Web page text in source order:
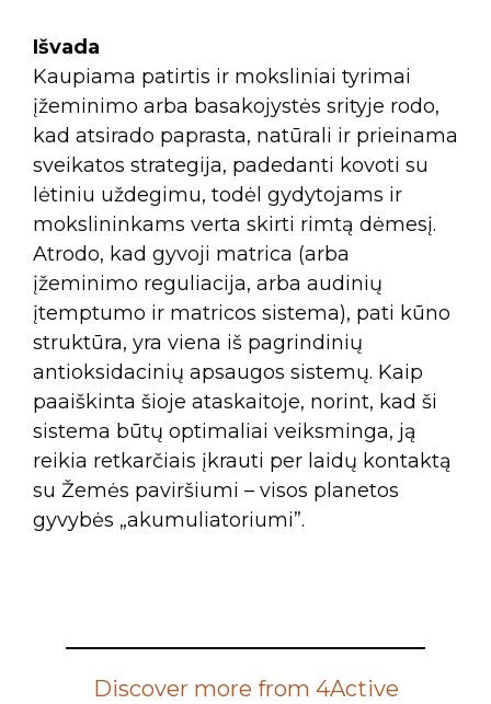
Išvada
Kaupiama patirtis ir moksliniai tyrimai
įžeminimo arba basakojystės srityje rodo,
kad atsirado paprasta, natūrali ir prieinama
sveikatos strategija, padedanti kovoti su
lėtiniu uždegimu, todėl gydytojams ir
mokslininkams verta skirti rimtą dėmesį.
Atrodo, kad gyvoji matrica (arba
įžeminimo reguliacija, arba audinių
įtemptumo ir matricos sistema), pati kūno
struktūra, yra viena iš pagrindinių
antioksidacinių apsaugos sistemų. Kaip
paaiškinta šioje ataskaitoje, norint, kad ši
sistema būtų optimaliai veiksminga, ją
reikia retkarčiais įkrauti per laidų kontaktą
su Žemės paviršiumi – visos planetos
gyvybės „akumuliatoriumi”.
Discover more from 4Active